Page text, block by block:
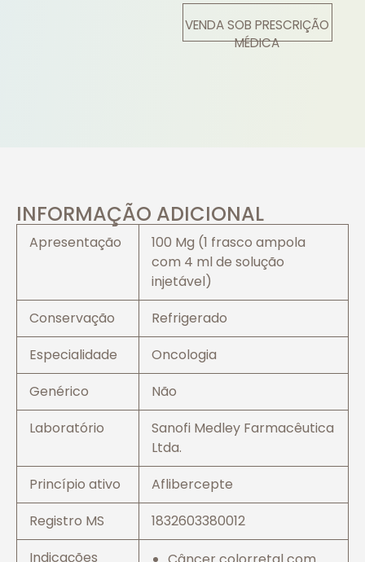
VENDA SOB PRESCRIÇÃO
MÉDICA
INFORMAÇÃO ADICIONAL
Apresentação
100 Mg (1 frasco ampola
com 4 ml de solução
injetável)
Conservação
Refrigerado
Especialidade
Oncologia
Genérico
Não
Laboratório
Sanofi Medley Farmacêutica
Ltda.
Princípio ativo
Aflibercepte
Registro MS
1832603380012
Indicações